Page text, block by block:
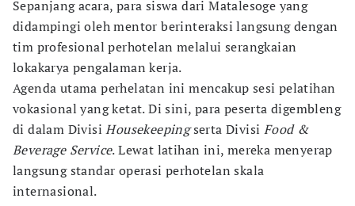
Sepanjang acara, para siswa dari Matalesoge yang
didampingi oleh mentor berinteraksi langsung dengan
tim profesional perhotelan melalui serangkaian
lokakarya pengalaman kerja.
Agenda utama perhelatan ini mencakup sesi pelatihan
vokasional yang ketat. Di sini, para peserta digembleng
di dalam DivisiHousekeepingserta Divisi Food &
Beverage Service. Lewat latihan ini, mereka menyerap
langsung standar operasi perhotelan skala
internasional.